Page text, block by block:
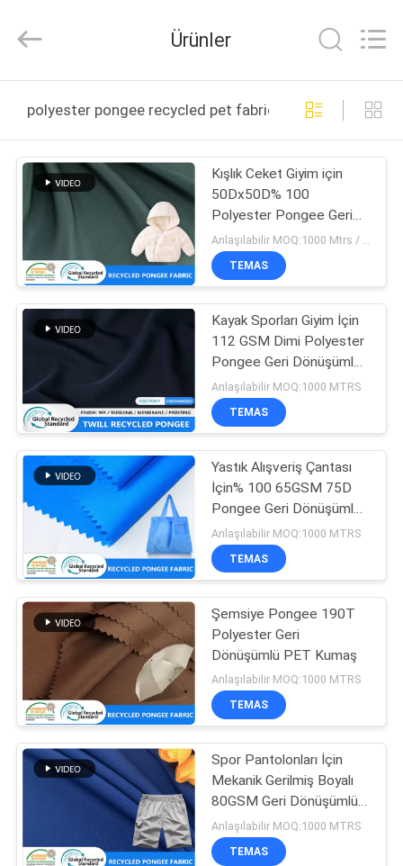
ÜRÜN:%
HAKKIMIZDA
FABRIKA
TURU
KALITE
KONTROL
BIZIMLE
ILETIŞIME
GEÇIN
HABERLER
VAKALAR
COMPANY
NEWS
Textile
Co.,Ltd.
Reserved.
Ürünler
polyester pongee recycled pet fabric çevrimiçi üretim
Kışlık Ceket Giyim için
50Dx50D% 100
Polyester Pongee Geri
Dönüşümlü PET Kumaş Anlaşılabilir MOQ:1000 Mtrs / Renkli
TEMAS
Kayak Sporları Giyim İçin
112 GSM Dimi Polyester
Pongee Geri Dönüşümlü
PET Kumaş
Anlaşılabilir MOQ:1000 MTRS
TEMAS
Yastık Alışveriş Çantası
İçin% 100 65GSM 75D
Pongee Geri Dönüşümlü
PET Kumaş
Anlaşılabilir MOQ:1000 MTRS
TEMAS
Şemsiye Pongee 190T
Polyester Geri
Dönüşümlü PET Kumaş
Anlaşılabilir MOQ:1000 MTRS
TEMAS
Spor Pantolonları İçin
Mekanik Gerilmiş Boyalı
80GSM Geri Dönüşümlü
PET Kumaş
Anlaşılabilir MOQ:1000 MTRS
TEMAS